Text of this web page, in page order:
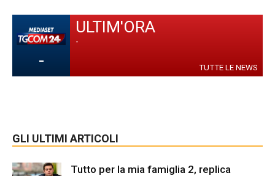
-
ULTIM'ORA
-
TUTTE LE NEWS
GLI ULTIMI ARTICOLI
Tutto per la mia famiglia 2, replica